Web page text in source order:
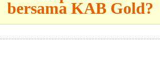
bersama KAB Gold?